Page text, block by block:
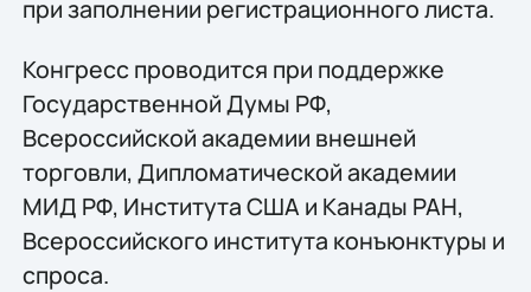
при заполнении регистрационного листа.
Конгресс проводится при поддержке
Государственной Думы РФ,
Всероссийской академии внешней
торговли, Дипломатической академии
МИД РФ, Института США и Канады РАН,
Всероссийского института конъюнктуры и
спроса.